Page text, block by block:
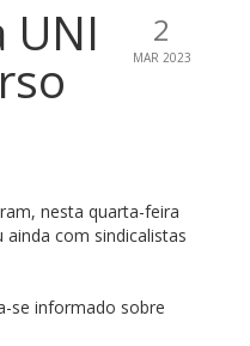
2
MAR 2023
UNI
nesta quarta-feira
ainda com sindicalistas
se informado sobre